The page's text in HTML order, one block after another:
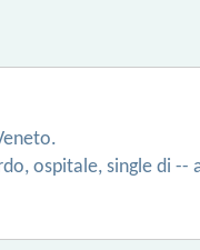
ospitale, single di